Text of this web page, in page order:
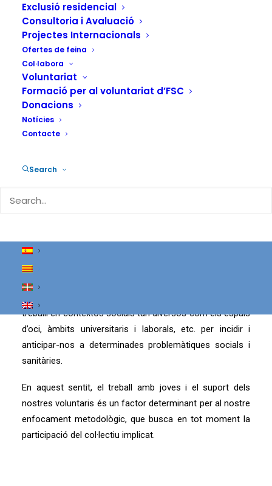
Exclusió residencial
Consultoria i Avaluació
Projectes Internacionals
Ofertes de feina
Col·labora
Voluntariat
Formació per al voluntariat d’FSC
Donacions
Notícies
Contacte
Search
Treballem en contextos socials
tan diversos com els espais d'oci,
àmbits universitaris i laborals, etc.
per incidir i anticipar-nos a
determinades problemàtiques
socials i sanitàries.
una ferma aposta per la prevenció i la sensibilització
gràcies al convenciment que són les línies fonamentals
violència masclista, l’educació per a la salut i la
sexualitat, etc.
FSC entén que prevenir no pot limitar-se a l’advertència
treballi en contextos socials tan diversos com els espais
d’oci, àmbits universitaris i laborals, etc. per incidir i
anticipar-nos a determinades problemàtiques socials i
sanitàries.
En aquest sentit, el treball amb joves i el suport dels
nostres voluntaris és un factor determinant per al nostre
enfocament metodològic, que busca en tot moment la
participació del col·lectiu implicat.